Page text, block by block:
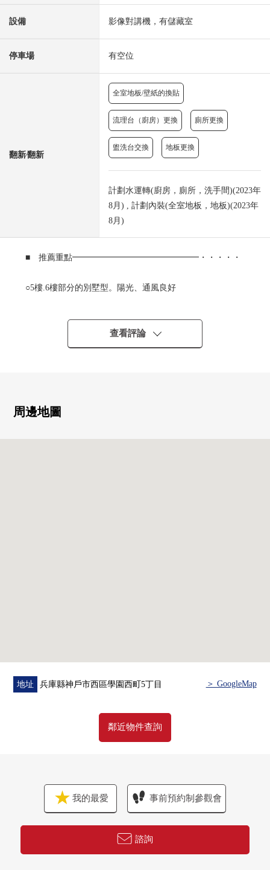
設備 影像對講機，有儲藏室
停車場 有空位
翻新⁄翻新
全室地板/壁紙的換貼
流理台（廚房）更換 廁所更換
盥洗台交換 地板更換
計劃水運轉(廚房，廁所，洗手間)(2023年
8月) , 計劃內裝(全室地板，地板)(2023年
8月)
■ 推薦重點━━━━━━━━━━━━━━━・・・・・
○5樓.6樓部分的別墅型。陽光、通風良好
○6樓走廊上部有天花板背後收納
0已經2023年8月室內重新裝修
層張替換
查看評論
周邊地圖
地址 兵庫縣神戶市西區學園西町5丁目 ＞ GoogleMap
鄰近物件查詢
我的最愛 事前預約制參觀會
諮詢